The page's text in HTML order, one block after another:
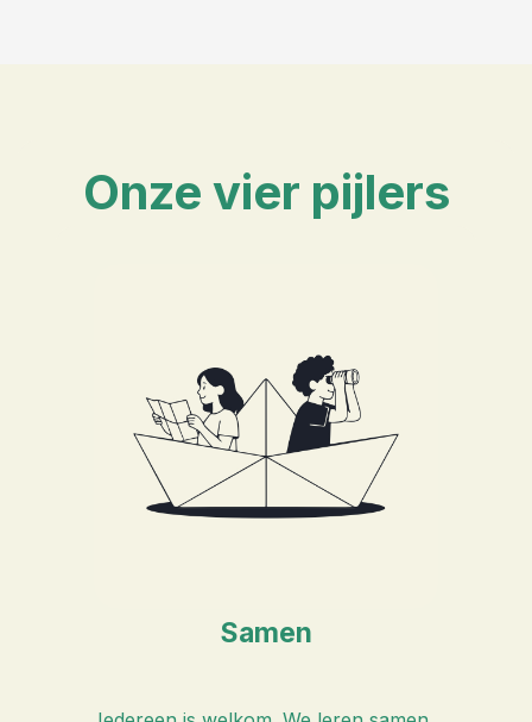
Onze vier pijlers
Samen